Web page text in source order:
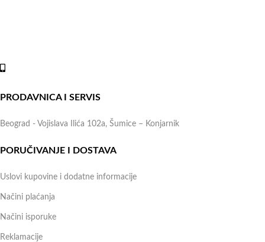
+381 (69) 767-202
PRODAVNICA I SERVIS
Beograd - Vojislava Ilića 102a, Šumice – Konjarnik
PORUČIVANJE I DOSTAVA
Uslovi kupovine i dodatne informacije
Načini plaćanja
Načini isporuke
Reklamacije